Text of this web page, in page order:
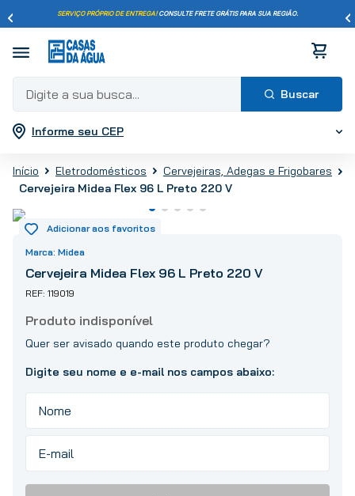
SERVIÇO PRÓPRIO DE ENTREGA!CONSULTE FRETE GRÁTIS PARA SUA REGIÃO.
Digite a sua busca...
Informe seu CEP
Eletrodomésticos
Cervejeiras, Adegas e Frigobares
Cervejeira Midea Flex 96 L Preto 220 V
Midea
Cervejeira Midea Flex 96 L Preto 220 V
119019
Termos mais buscados
porcelanato
4
º
revestimento
5º
vaso sanitário
6º
chuveiro
7º
cimento
torneira